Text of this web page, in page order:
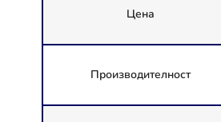
Цена
Производителност